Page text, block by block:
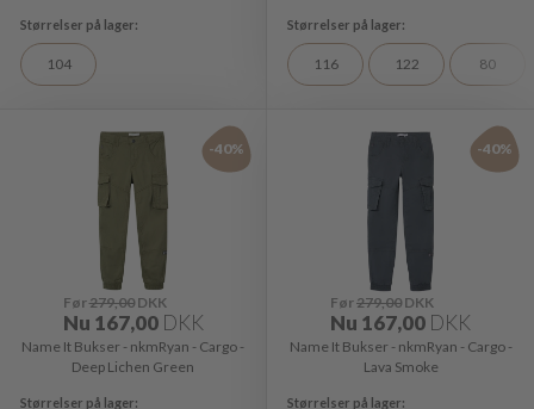
104 116 122 80
-40%
Før279,00DKK
Nu 167,00 DKK
Name It Bukser - nkmRyan - Cargo -
Deep Lichen Green
-40%
Før279,00 DKK
Nu 167,00 DKK
Name It Bukser - nkmRyan - Cargo -
Lava Smoke